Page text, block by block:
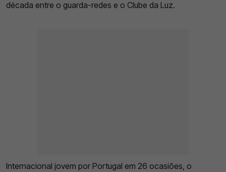
década entre o guarda-redes e o Clube da Luz.
Internacional jovem por Portugal em 26 ocasiões, o